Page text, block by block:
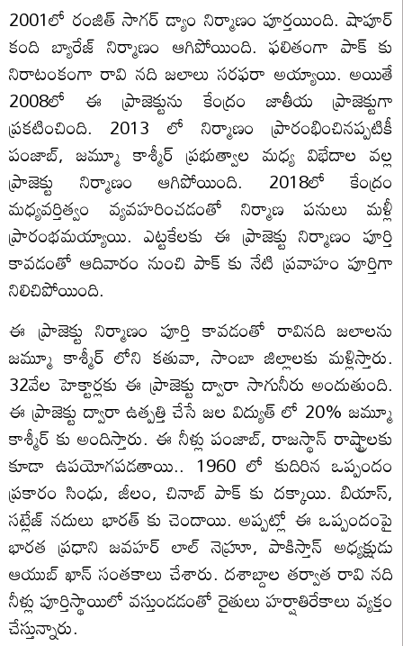
2001లో రంజిత్ సాగర్ డ్యాం నిర్మాణం పూర్తయింది. షాపూర్
కంది బ్యారేజ్ నిర్మాణం ఆగిపోయింది. ఫలితంగా పాక్ కు
నిరాటంకంగా రావి నది జలాలు సరఫరా అయ్యాయి. అయితే
2008లో ఈ ప్రాజెక్టును కేంద్రం జాతీయ ప్రాజెక్టుగా
ప్రకటించింది. 2013 లో నిర్మాణం ప్రారంభించినప్పటికీ
పంజాబ్, జమ్మూ కాశ్మీర్ ప్రభుత్వాల మధ్య విభేదాల వల్ల
ప్రాజెక్టు నిర్మాణం ఆగిపోయింది. 2018లో కేంద్రం
మధ్యవర్తిత్వం వ్యవహరించడంతో నిర్మాణ పనులు మళ్లీ
ప్రారంభమయ్యాయి. ఎట్టకేలకు ఈ ప్రాజెక్టు నిర్మాణం పూర్తి
కావడంతో ఆదివారం నుంచి పాక్ కు నేటి ప్రవాహం పూర్తిగా
నిలిచిపోయింది.
ఈ ప్రాజెక్టు నిర్మాణం పూర్తి కావడంతో రావినది జలాలను
జమ్మూ కాశ్మీర్ లోని కతువా, సాంబా జిల్లాలకు మళ్లిస్తారు.
32వేల హెక్టార్లకు ఈ ప్రాజెక్టు ద్వారా సాగునీరు అందుతుంది.
ఈ ప్రాజెక్టు ద్వారా ఉత్పత్తి చేసే జల విద్యుత్ లో 20% జమ్మూ
కాశ్మీర్ కు అందిస్తారు. ఈ నీళ్లు పంజాబ్, రాజస్థాన్ రాష్ట్రాలకు
కూడా ఉపయోగపడతాయి.. 1960 లో కుదిరిన ఒప్పందం
ప్రకారం సింధు, జీలం, చినాబ్ పాక్ కు దక్కాయి. బియాస్,
సట్లేజ్ నదులు భారత్ కు చెందాయి. అప్పట్లో ఈ ఒప్పందంపై
భారత ప్రధాని జవహర్ లాల్ నెహ్రూ, పాకిస్తాన్ అధ్యక్షుడు
ఆయుబ్ ఖాన్ సంతకాలు చేశారు. దశాబ్దాల తర్వాత రావి నది
నీళ్లు పూర్తిస్థాయిలో వస్తుండడంతో రైతులు హర్షాతిరేకాలు వ్యక్తం
చేస్తున్నారు.